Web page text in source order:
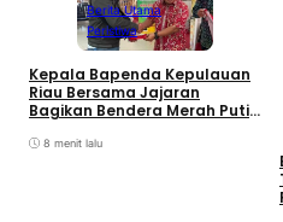
Berita Utama
Peristiwa
Kepala Bapenda Kepulauan
Riau Bersama Jajaran
Bagikan Bendera Merah Putih
Bermotor di Kantor Samsat
8 menit lalu